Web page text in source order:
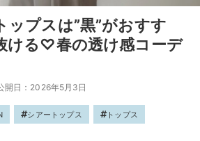
ップスは”黒”がおすす
ける♡春の透け感コーデ
開日：2026年5月3日
シアートップス トップス